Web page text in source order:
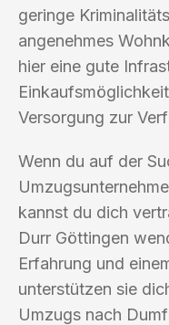
geringe
angenehmes
hier eine gute
Versorgung zur
Wenn du auf der
kannst du dich
Durr Göttingen
Erfahrung und
unterstützen sie
Umzugs nach